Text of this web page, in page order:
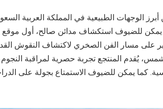
أبرز الوجهات الطبيعية في المملكة العربية
يمكن للضيوف استكشاف مدائن صالح، أول
على مسار الفن الصخري لاكتشاف النقوش
يُقدم المنتجع تجربة حصرية لمراقبة
كما يمكن للضيوف الاستمتاع بجولة على